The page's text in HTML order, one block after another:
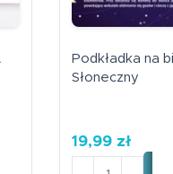
UNICORN TĘCZA
Podkładka na
Słoneczny
19,99 zł
ilość